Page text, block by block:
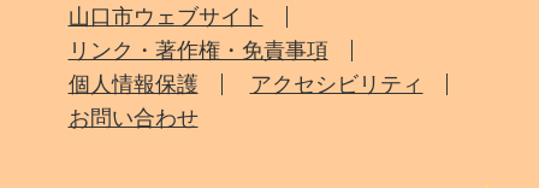
山口市ウェブサイト
リンク・著作権・免責事項
個人情報保護
アクセシビリティ
お問い合わせ